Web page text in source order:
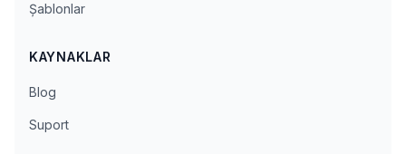
Şablonlar
KAYNAKLAR
Blog
Suport